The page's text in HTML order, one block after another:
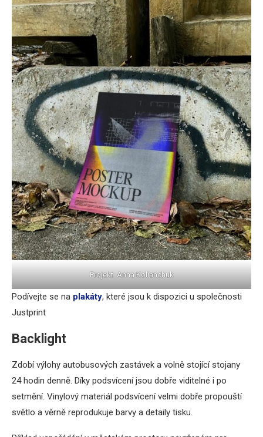
Projekt: Anna Kolianchuk
Podívejte se na plakáty, které jsou k dispozici u společnosti
Justprint
Backlight
Zdobí výlohy autobusových zastávek a volně stojící stojany
24 hodin denně. Díky podsvícení jsou dobře viditelné i po
setmění. Vinylový materiál podsvícení velmi dobře propouští
světlo a věrně reprodukuje barvy a detaily tisku.